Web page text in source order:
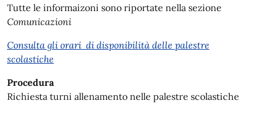
Tutte le informaizoni sono riportate nella sezione
Comunicazioni
Consulta gli orari di disponibilità delle palestre
scolastiche
Procedura
Richiesta turni allenamento nelle palestre scolastiche